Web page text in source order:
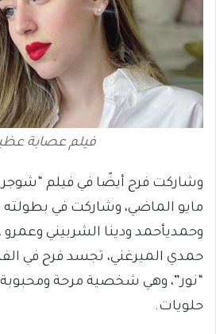
فيلم عصابة
وشاركت فرح أيضًا في فيلم
مايو الماضي، وشاركت في بطولته
وحمديأحمد ودينا الشربيني
حمدي الميرغني، تجسد فرح في
“نور”، وهي شخصية مرحة
حلويات.